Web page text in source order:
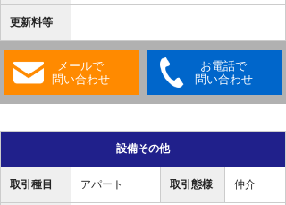
更新料等
メールで
問い合わせ
お電話で
問い合わせ
設備その他
取引種目 アパート 取引態様 仲介